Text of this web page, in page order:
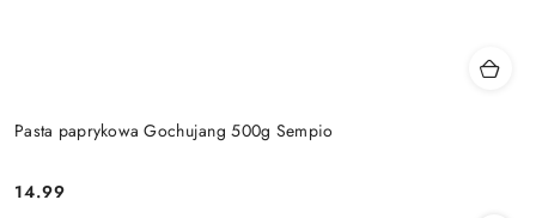
Pasta paprykowa Gochujang 500g Sempio
Cena:
14.99